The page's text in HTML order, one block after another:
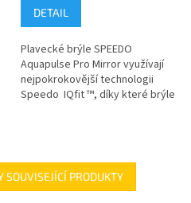
DETAIL
Plavecké brýle SPEEDO
Aquapulse Pro Mirror využívají
nejpokrokovější technologii
Speedo IQfit ™, díky které brýle
SOUVISEJÍCÍ PRODUKTY